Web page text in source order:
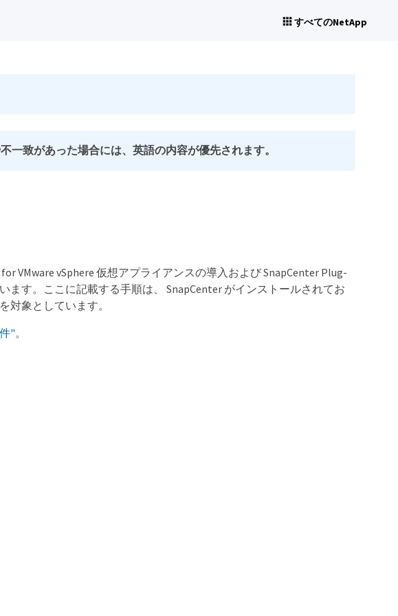
すべてのNetApp
一致があった場合には、英語の内容が優先されます。
VMware vSphere 仮想アプライアンスの導入および SnapCenter Plug-
ます。ここに記載する手順は、 SnapCenter がインストールされてお
対象としています。
"。